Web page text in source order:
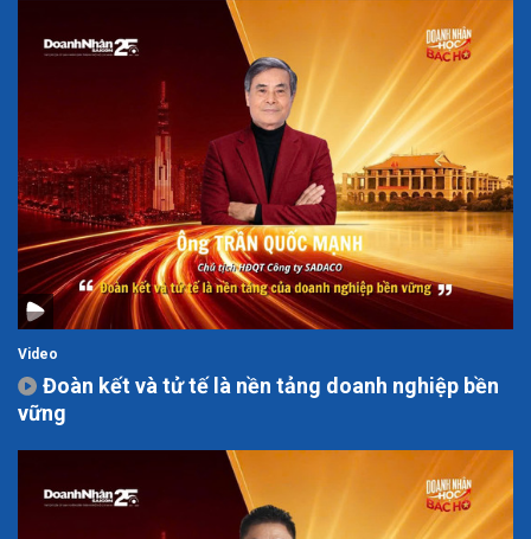
Video
Đoàn kết và tử tế là nền tảng doanh nghiệp bền
vững